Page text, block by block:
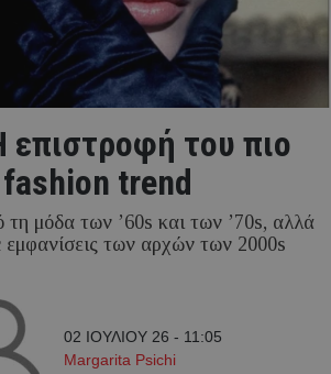
επιστροφή του πιο
trend
μόδα των ’60s και των ’70s, αλλά
εμφανίσεις των αρχών των 2000s
02 ΙΟΥΛΙΟΥ 26 - 11:05
Margarita Psichi